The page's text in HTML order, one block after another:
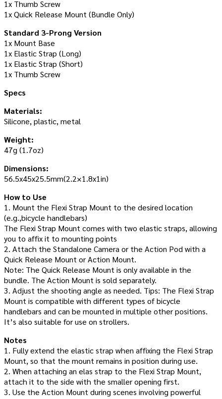
1x Thumb Screw
1x Quick Release Mount (Bundle Only)
Standard 3-Prong Version
1x Mount Base
1x Elastic Strap (Long)
1x Elastic Strap (Short)
1x Thumb Screw
Specs
Materials:
Silicone, plastic, metal
Weight:
47g (1.7oz)
Dimensions:
56.5x45x25.5mm(2.2×1.8x1in)
How to Use
1. Mount the Flexi Strap Mount to the desired location
(e.g.,bicycle handlebars)
The Flexi Strap Mount comes with two elastic straps, allowing
you to affix it to mounting points
2. Attach the Standalone Camera or the Action Pod with a
Quick Release Mount or Action Mount.
Note: The Quick Release Mount is only available in the
bundle. The Action Mount is sold separately.
3. Adjust the shooting angle as needed. Tips: The Flexi Strap
Mount is compatible with different types of bicycle
handlebars and can be mounted in multiple other positions.
It’s also suitable for use on strollers.
Notes
1. Fully extend the elastic strap when affixing the Flexi Strap
Mount, so that the mount remains in position during use.
2. When attaching an elas strap to the Flexi Strap Mount,
attach it to the side with the smaller opening first.
3. Use the Action Mount during scenes involving powerful